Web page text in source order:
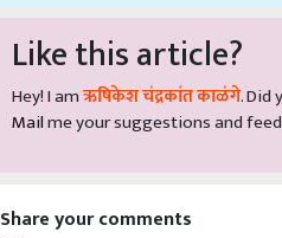
Like this article?
Hey! I amऋषिकेश चंद्रकांत काळंगे. Did
Mailme your suggestions and
Share your comments